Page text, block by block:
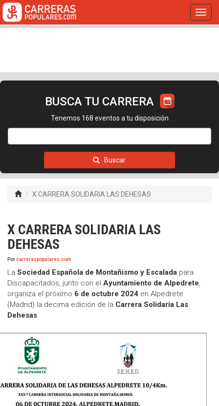
BUSCA TU CARRERA
Tenemos 168 eventos a tu disposición
Buscar
X CARRERA SOLIDARIA LAS DEHESAS
X CARRERA SOLIDARIA LAS
DEHESAS
Porcarreraspopulares.com
La Sociedad Española de Montañismo y Escalada para
Discapacitados, junto con el Ayuntamiento de Alpedrete,
organiza el próximo 6 de octubre 2024 en Alpedrete
(Madrid) la decima edición de la Carrera Solidaria Las
Dehesas.